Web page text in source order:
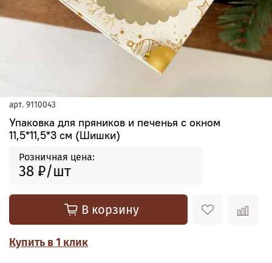
арт. 9110043
Упаковка для пряников и печенья с окном
11,5*11,5*3 см (Шишки)
Розничная цена:
38 ₽
В корзину
Купить в 1 клик